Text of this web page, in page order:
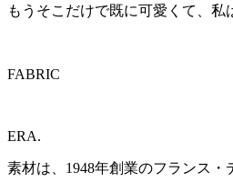
もうそこだけで既に可愛くて、私
FABRIC
ERA.
素材は、1948年創業のフランス